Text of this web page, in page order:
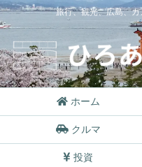
旅行、観光、広島、
ホーム
クルマ
投資